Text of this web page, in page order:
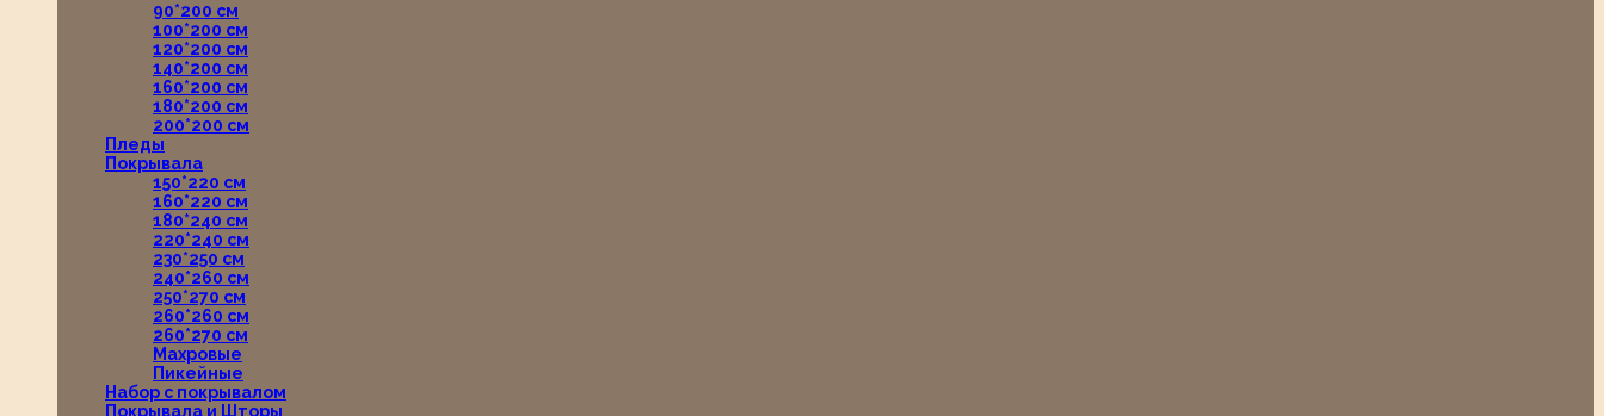
90*200 см
100*200 см
120*200 см
140*200 см
160*200 см
180*200 см
200*200 см
Пледы
Покрывала
150*220 см
160*220 см
180*240 см
220*240 см
230*250 см
240*260 см
250*270 см
260*260 см
260*270 см
Махровые
Пикейные
Набор с покрывалом
Покрывала и Шторы